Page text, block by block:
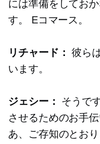
には準備をしてお
す。 Eコマース。
リチャード： 彼ら
います。
ジェシー：
そうで
させるためのお手
あ、ご存知のとお